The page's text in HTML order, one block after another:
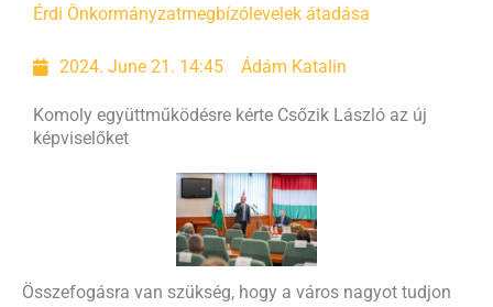
Érdi Önkormányzatmegbízólevelek átadása
2024. June 21. 14:45 Ádám Katalin
Komoly együttműködésre kérte Csőzik László az új
képviselőket
Összefogásra van szükség, hogy a város nagyot tudjon